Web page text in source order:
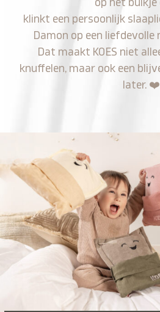
op het buikje
klinkt een persoonlijk
Damon op een
Dat maakt KOES niet
knuffelen, maar ook een
later. ❤️